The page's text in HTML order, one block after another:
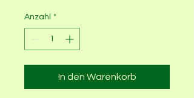
Anzahl *
In den Warenkorb